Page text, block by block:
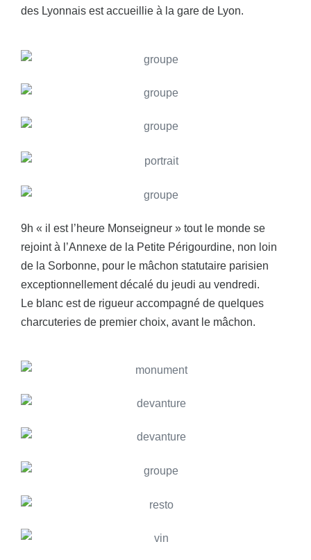
des Lyonnais est accueillie à la gare de Lyon.
9h « il est l’heure Monseigneur » tout le monde se
rejoint à l’Annexe de la Petite Périgourdine, non loin
de la Sorbonne, pour le mâchon statutaire parisien
exceptionnellement décalé du jeudi au vendredi.
Le blanc est de rigueur accompagné de quelques
charcuteries de premier choix, avant le mâchon.